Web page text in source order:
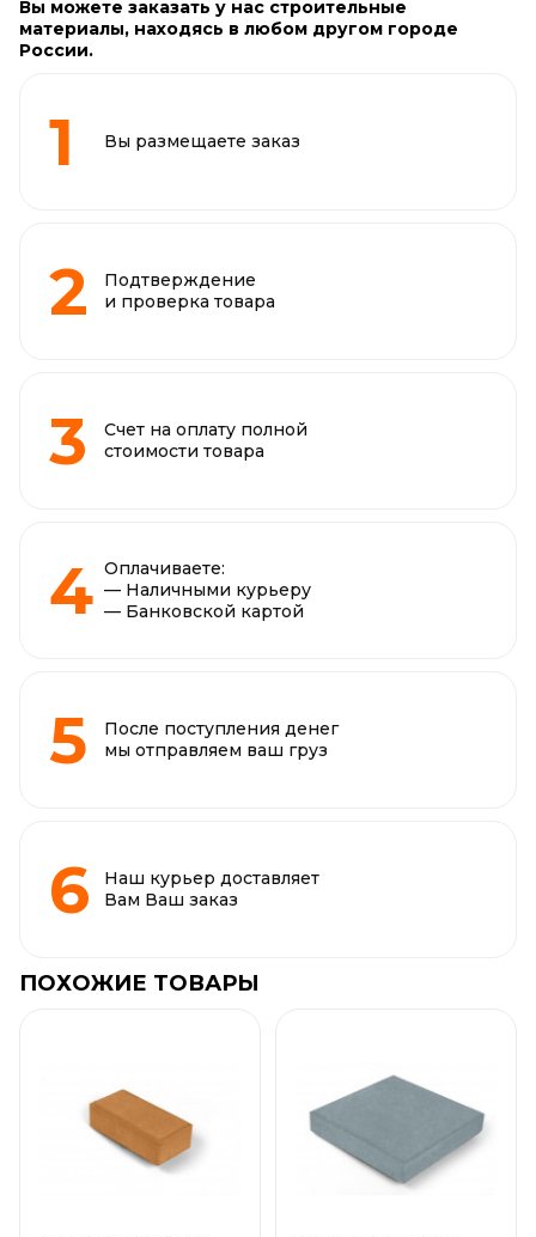
Вы можете заказать у нас строительные
материалы, находясь в любом другом городе
России.
Вы размещаете заказ
Подтверждение
и проверка товара
Счет на оплату полной
стоимости товара
Оплачиваете:
— Наличными курьеру
— Банковской картой
После поступления денег
мы отправляем ваш груз
Наш курьер доставляет
Вам Ваш заказ
ПОХОЖИЕ ТОВАРЫ